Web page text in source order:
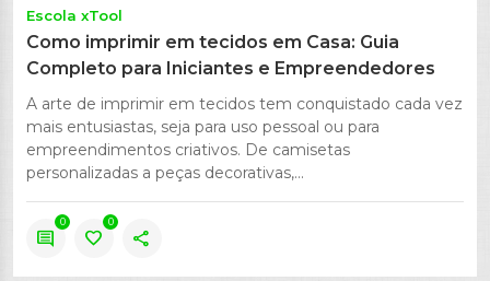
Escola xTool
Como imprimir em tecidos em Casa: Guia
Completo para Iniciantes e Empreendedores
A arte de imprimir em tecidos tem conquistado cada vez
mais entusiastas, seja para uso pessoal ou para
empreendimentos criativos. De camisetas
personalizadas a peças decorativas,...
comment
0
favorite
0
share